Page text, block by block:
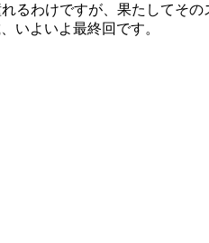
るわけですが、果たしてそ
いよいよ最終回です。